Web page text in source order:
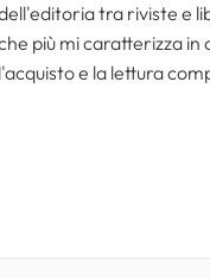
tra riviste e
più mi caratterizza in
l'acquisto e la lettura